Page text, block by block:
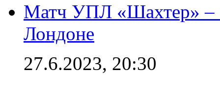
Матч УПЛ «Шахтер» –
Лондоне
27.6.2023, 20:30